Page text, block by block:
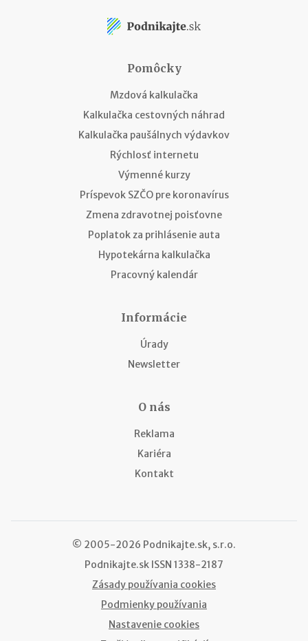
Pomôcky
Mzdová kalkulačka
Kalkulačka cestovných náhrad
Kalkulačka paušálnych výdavkov
Rýchlosť internetu
Výmenné kurzy
Príspevok SZČO pre koronavírus
Zmena zdravotnej poisťovne
Poplatok za prihlásenie auta
Hypotekárna kalkulačka
Pracovný kalendár
Informácie
Úrady
Newsletter
O nás
Reklama
Kariéra
Kontakt
© 2005-2026 Podnikajte.sk, s.r.o.
Podnikajte.sk ISSN 1338-2187
Zásady používania cookies
Podmienky používania
Nastavenie cookies